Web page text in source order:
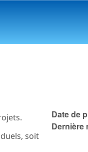
soit
Date de
Dernière